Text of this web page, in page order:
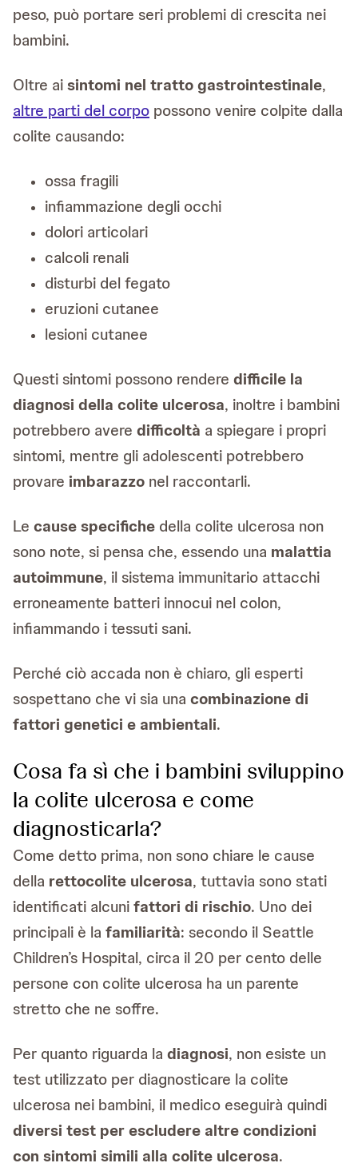
peso, può portare seri problemi di crescita nei
bambini.
Oltre aisintomi nel tratto gastrointestinale,
altre parti del corpo possono venire colpite dalla
colite causando:
ossa fragili
infiammazione degli occhi
dolori articolari
calcoli renali
disturbi del fegato
eruzioni cutanee
lesioni cutanee
Questi sintomi possono rendere difficile la
diagnosi della colite ulcerosa, inoltre i bambini
potrebbero avere difficoltà a spiegare i propri
sintomi, mentre gli adolescenti potrebbero
provare imbarazzo nel raccontarli.
Le cause specifiche della colite ulcerosa non
sono note, si pensa che, essendo una malattia
autoimmune, il sistema immunitario attacchi
erroneamente batteri innocui nel colon,
infiammando i tessuti sani.
Perché ciò accada non è chiaro, gli esperti
sospettano che vi sia una combinazione di
fattori genetici e ambientali.
Cosa fa sì che i bambini sviluppino
la colite ulcerosa e come
diagnosticarla?
Come detto prima, non sono chiare le cause
della rettocolite ulcerosa, tuttavia sono stati
identificati alcunifattori di rischio. Uno dei
principali è la familiarità: secondo il Seattle
Children’s Hospital, circa il 20 per cento delle
persone con colite ulcerosa ha un parente
stretto che ne soffre.
Per quanto riguarda la diagnosi, non esiste un
test utilizzato per diagnosticare la colite
ulcerosa nei bambini, il medico eseguirà quindi
diversi test per escludere altre condizioni
con sintomi simili alla colite ulcerosa.